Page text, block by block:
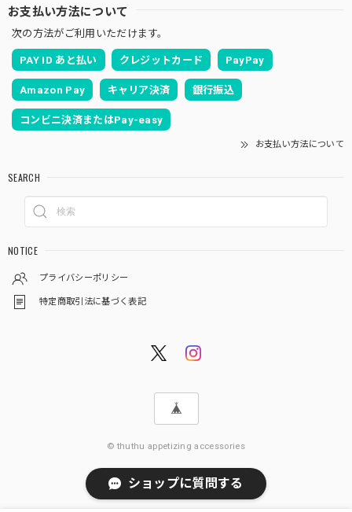
お支払い方法について
次の方法がご利用いただけます。
PAY ID あと払い クレジットカード PayPay
Amazon Pay キャリア決済 銀行振込
コンビニ決済またはPay-easy
お支払い方法について
SEARCH
NOTICE
プライバシーポリシー
特定商取引法に基づく表記
© thuthu appetizing accessories
ショップに質問する